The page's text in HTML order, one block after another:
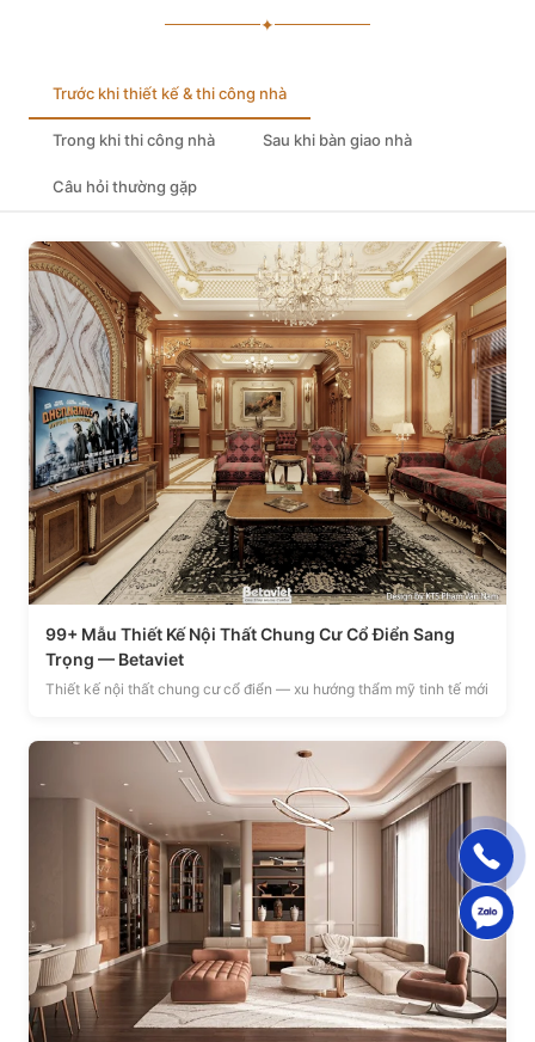
✦
Trước khi thiết kế & thi công nhà
Trong khi thi công nhà Sau khi bàn giao nhà
Câu hỏi thường gặp
99+ Mẫu Thiết Kế Nội Thất Chung Cư Cổ Điển Sang
Trọng — Betaviet
Thiết kế nội thất chung cư cổ điển — xu hướng thẩm mỹ tinh tế mới